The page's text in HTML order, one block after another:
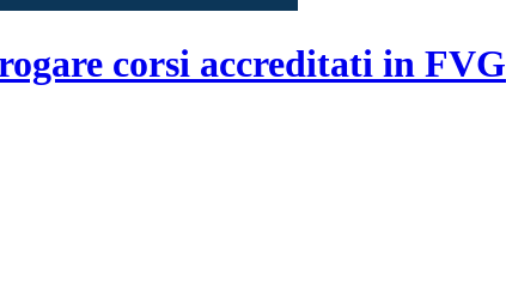
corsi accreditati in FVG